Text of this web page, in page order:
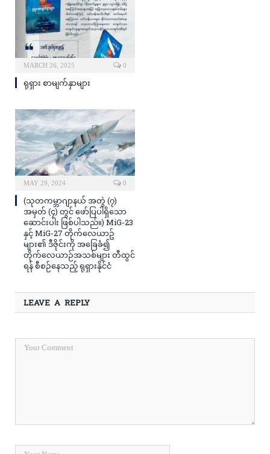
MARCH 26, 2025 0
ရုရှား စာမျက်နှာများ
MAY 29, 2024 0
(သုတကမ္ဘာဂျာနယ် အတွဲ (၇)
အမှတ် (၄) တွင် ဖော်ပြပါရှိသော
ဆောင်းပါး ဖြစ်ပါသည်။) MiG-23
နှင့် MiG-27 တိုက်လေယာဥ်
များ၏ ဒီဇိုင်းကို အခြေခံ၍
တိုက်လေယာဉ်အသစ်များ တီထွင်
ရန် စီစဉ်နေသည့် ရုရှားနိုင်ငံ
LEAVE A REPLY